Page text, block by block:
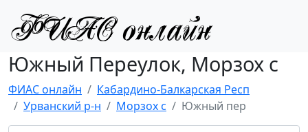
Южный Переулок, Морзох с
ФИАС онлайн
Кабардино-Балкарская Респ
Урванский р-н
Морзох с Южный пер